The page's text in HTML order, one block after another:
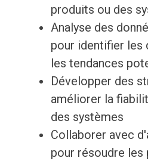
produits ou des
Analyse des
pour identifier les
les tendances
Développer des
améliorer la
des systèmes
Collaborer avec
pour résoudre les